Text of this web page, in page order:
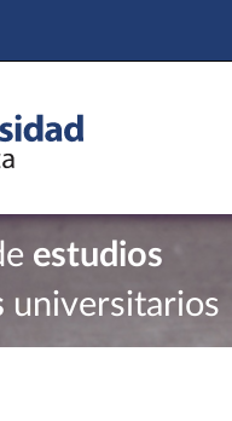
estudios
universitarios